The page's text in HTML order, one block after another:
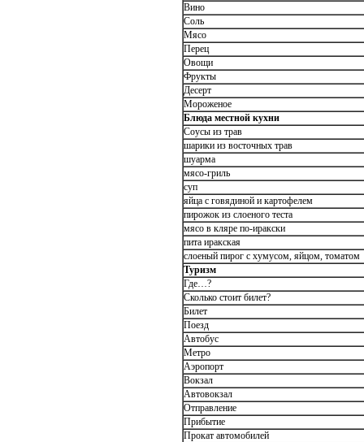
Вино
Соль
Мясо
Перец
Овощи
Фрукты
Десерт
Мороженое
Блюда местной кухни
Соусы из трав
шарики из восточных трав
шуарма
мясо-гриль
суп
яйца с говядиной и картофелем
пирожок из слоеного теста
мясо в кляре по-иракски
пита иракская
слоеный пирог с хумусом, яйцом, томатом
Туризм
Где…?
Сколько стоит билет?
Билет
Поезд
Автобус
Метро
Аэропорт
Вокзал
Автовокзал
Отправление
Прибытие
Прокат автомобилей